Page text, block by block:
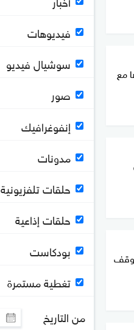
مع
فيديوهات
سوشيال فيديو
صور
إنفوغرافيك
مدونات
حلقات تلفزيونية
حلقات إذاعية
بودكاست
تغطية مستمرة
من التاريخ